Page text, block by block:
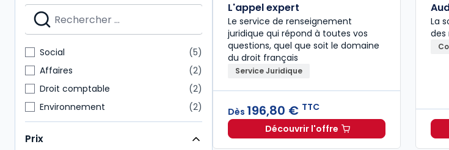
Social
5
Affaires
2
Droit comptable
2
Environnement
2
Fiscal
2
Patrimoine
2
Prix
L'appel expert
Le service de renseignement
juridique qui répond à toutes vos
questions, quel que soit le domaine
du droit français
Service Juridique
Dès 196,80 € TTC
Découvrir l'offreL'appel expert à partir de Dès
La
des